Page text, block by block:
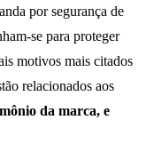
por segurança de
se para proteger
motivos mais citados
relacionados aos
da marca, e